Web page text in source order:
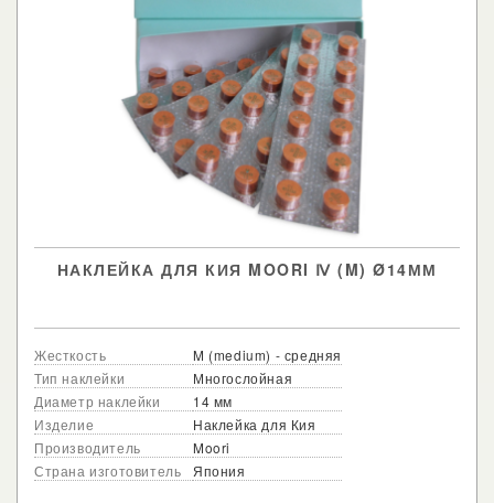
НАКЛЕЙКА ДЛЯ КИЯ MOORI Ⅳ (M) Ø14ММ
Жесткость
M (medium) - средняя
Тип наклейки
Многослойная
Диаметр наклейки
14 мм
Изделие
Наклейка для Кия
Производитель
Moori
Страна изготовитель
Япония